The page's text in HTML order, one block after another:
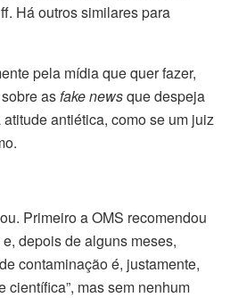
Há outros similares para
pela mídia que quer fazer,
asfake newsque despeja
antiética, como se um juiz
Primeiro a OMS recomendou
depois de alguns meses,
contaminação é, justamente,
científica”, mas sem nenhum